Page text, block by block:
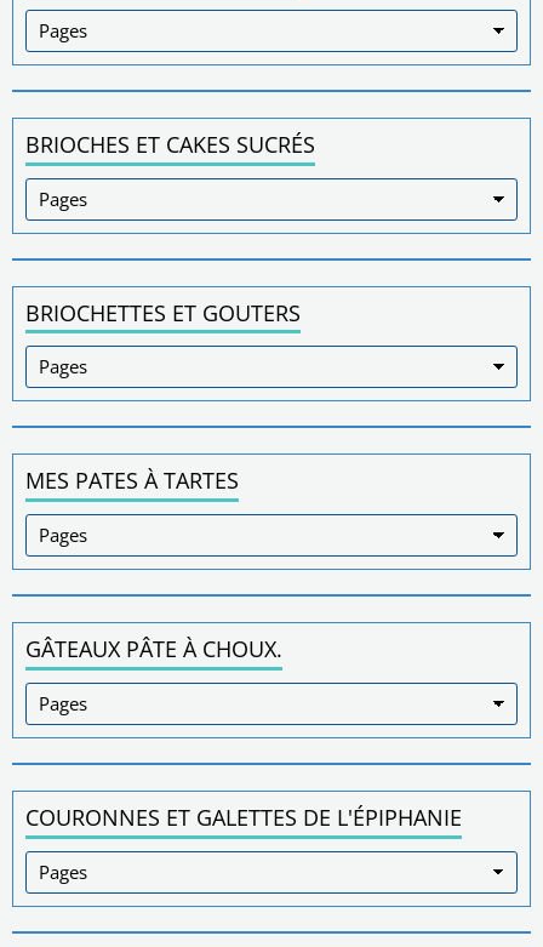
BRIOCHES ET CAKES SUCRÉS
BRIOCHETTES ET GOUTERS
MES PATES À TARTES
GÂTEAUX PÂTE À CHOUX.
COURONNES ET GALETTES DE L'ÉPIPHANIE